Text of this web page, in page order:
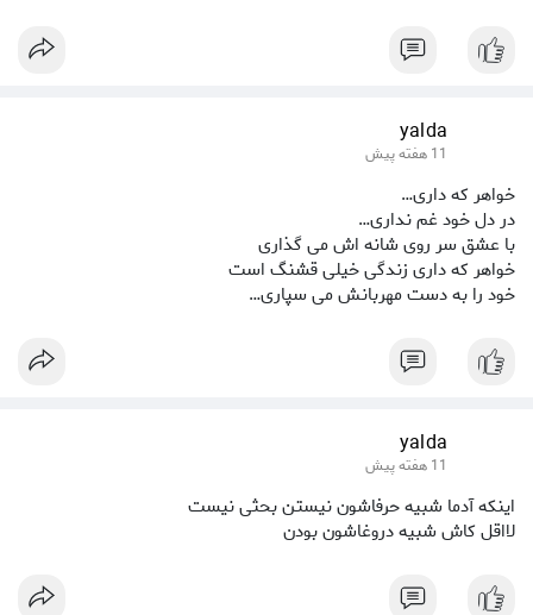
yalda
11 هفته پیش
خواهر که داری…
در دل خود غم نداری…
با عشق سر روی شانه اش می گذاری
خواهر که داری زندگی خیلی قشنگ است
خود را به دست مهربانش می سپاری…
yalda
11 هفته پیش
اینکه آدما شبیه حرفاشون نیستن بحثی نیست
لااقل کاش شبیه دروغاشون بودن